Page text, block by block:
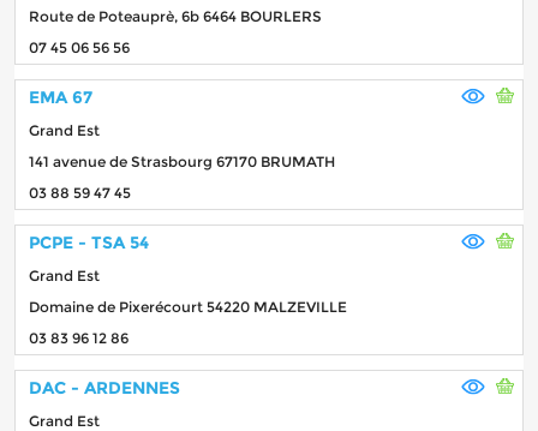
Route de Poteauprè, 6b 6464 BOURLERS
07 45 06 56 56
EMA 67
Grand Est
141 avenue de Strasbourg 67170 BRUMATH
03 88 59 47 45
PCPE - TSA 54
Grand Est
Domaine de Pixerécourt 54220 MALZEVILLE
03 83 96 12 86
DAC - ARDENNES
Grand Est